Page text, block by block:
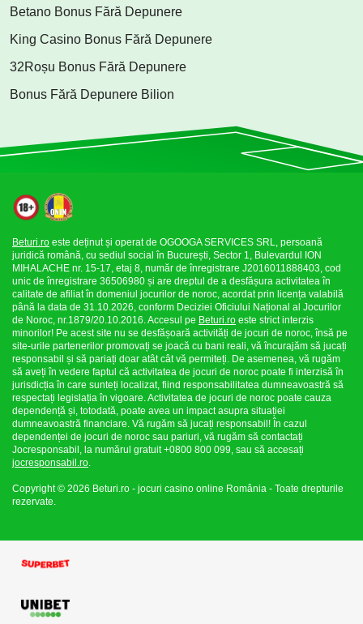
Betano Bonus Fără Depunere
King Casino Bonus Fără Depunere
32Roșu Bonus Fără Depunere
Bonus Fără Depunere Bilion
Beturi.ro este deținut și operat de OGOOGA SERVICES SRL, persoană
juridică română, cu sediul social în București, Sector 1, Bulevardul ION
MIHALACHE nr. 15-17, etaj 8, număr de înregistrare J2016011888403, cod
unic de înregistrare 36506980 și are dreptul de a desfășura activitatea în
calitate de afiliat în domeniul jocurilor de noroc, acordat prin licența valabilă
până la data de 31.10.2026, conform Deciziei Oficiului Național al Jocurilor
de Noroc, nr.1879/20.10.2016. Accesul pe Beturi.ro este strict interzis
minorilor! Pe acest site nu se desfășoară activități de jocuri de noroc, însă pe
site-urile partenerilor promovați se joacă cu bani reali, vă încurajăm să jucați
responsabil și să pariați doar atât cât vă permiteți. De asemenea, vă rugăm
să aveți în vedere faptul că activitatea de jocuri de noroc poate fi interzisă în
jurisdicția în care sunteți localizat, fiind responsabilitatea dumneavoastră să
respectați legislația în vigoare. Activitatea de jocuri de noroc poate cauza
dependență și, totodată, poate avea un impact asupra situației
dumneavoastră financiare. Vă rugăm să jucați responsabil! În cazul
dependenței de jocuri de noroc sau pariuri, vă rugăm să contactați
Jocresponsabil, la numărul gratuit +0800 800 099, sau să accesați
jocresponsabil.ro.
Copyright © 2026 Beturi.ro - jocuri casino online România - Toate drepturile
rezervate.